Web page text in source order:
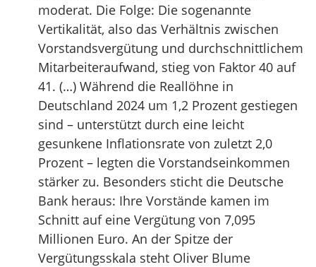
moderat. Die Folge: Die sogenannte
Vertikalität, also das Verhältnis zwischen
Vorstandsvergütung und durchschnittlichem
Mitarbeiteraufwand, stieg von Faktor 40 auf
41. (…) Während die Reallöhne in
Deutschland 2024 um 1,2 Prozent gestiegen
sind – unterstützt durch eine leicht
gesunkene Inflationsrate von zuletzt 2,0
Prozent – legten die Vorstandseinkommen
stärker zu. Besonders sticht die Deutsche
Bank heraus: Ihre Vorstände kamen im
Schnitt auf eine Vergütung von 7,095
Millionen Euro. An der Spitze der
Vergütungsskala steht Oliver Blume